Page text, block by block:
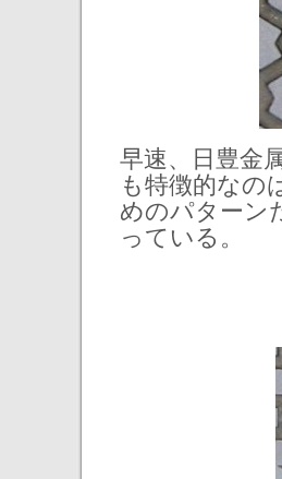
早速、日豊金
も特徴的なの
めのパターン
っている。